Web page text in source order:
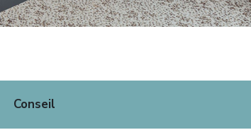
Conseil